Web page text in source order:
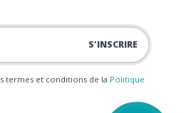
termes et conditions de la Politique